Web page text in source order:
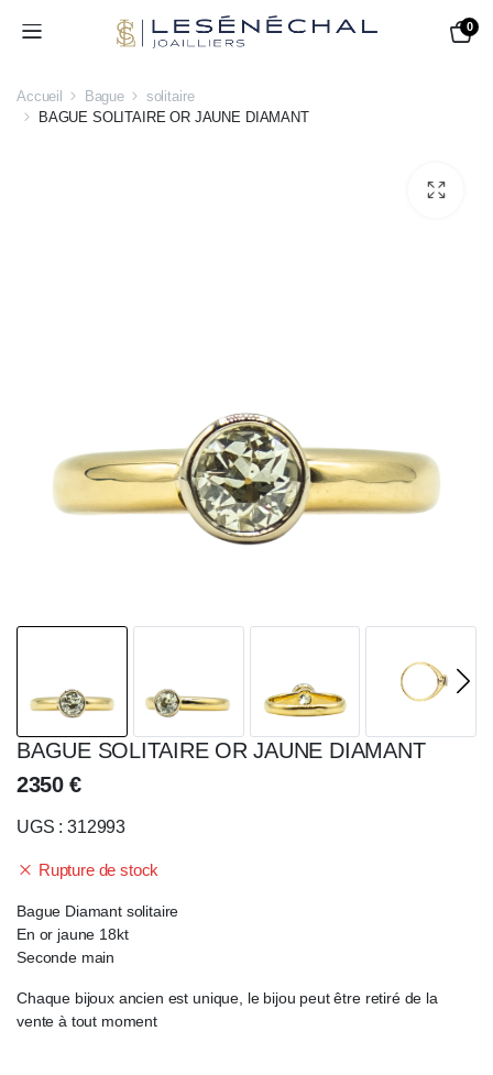
0
Accueil Bague
solitaire
BAGUE SOLITAIRE OR JAUNE DIAMANT
BAGUE SOLITAIRE OR JAUNE DIAMANT
2350 €
UGS : 312993
Rupture de stock
Bague Diamant solitaire
En or jaune 18kt
Seconde main
Chaque bijoux ancien est unique, le bijou peut être retiré de la
vente à tout moment